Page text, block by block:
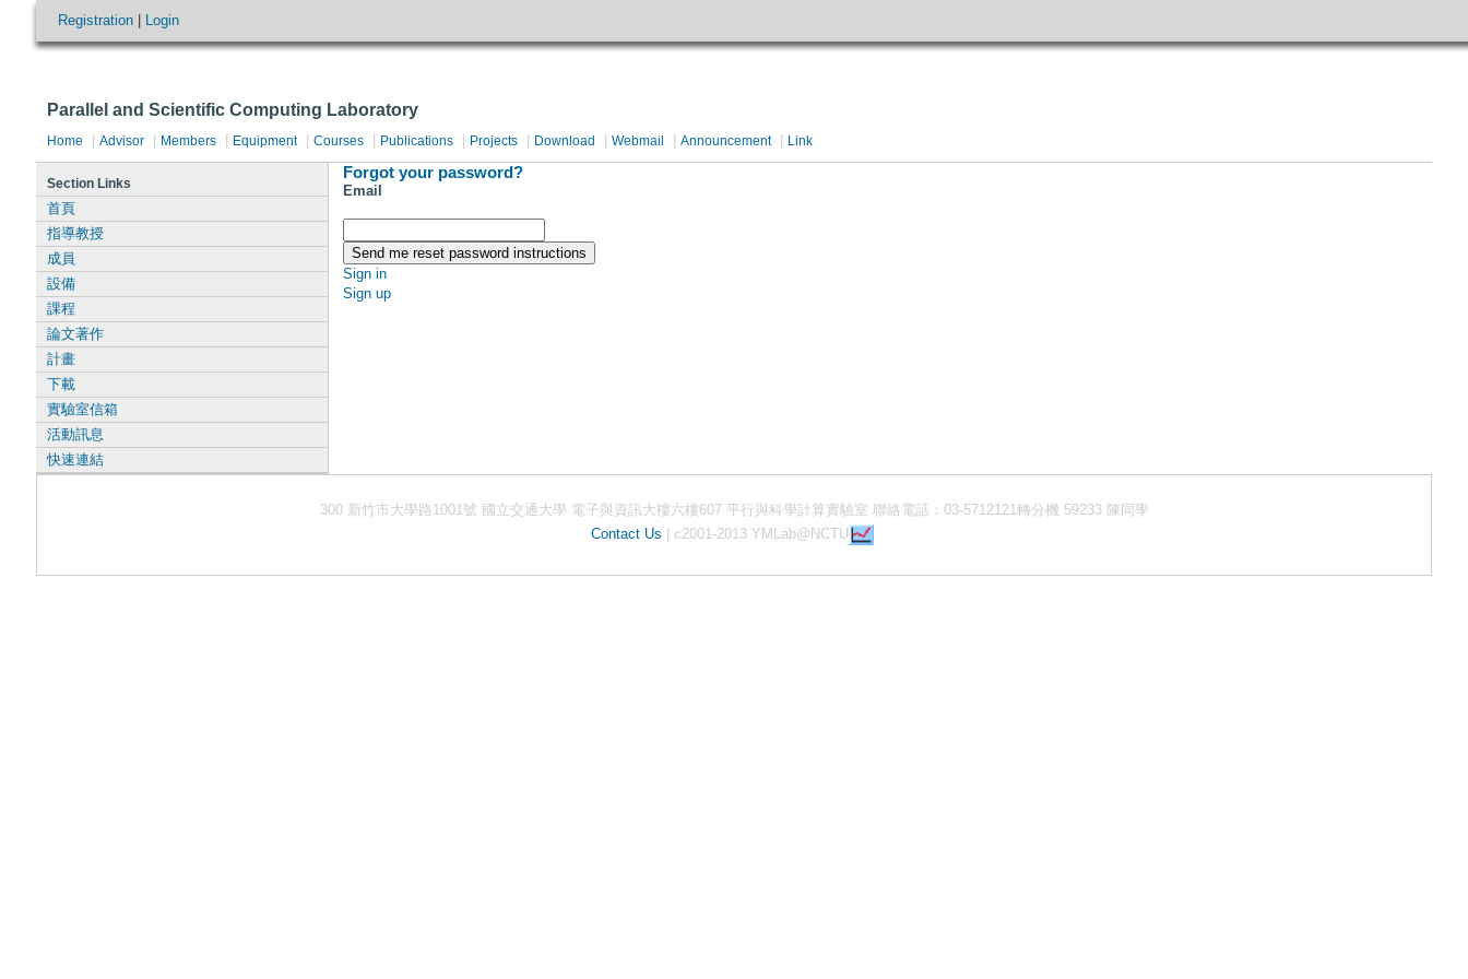
Registration Login
Parallel and Scientific Computing Laboratory
Home Advisor Members Equipment Courses Publications Projects Download Webmail Announcement Link
Forgot your password?
Email
Sign in
Sign up
Section Links
首頁
指導教授
成員
設備
課程
論文著作
計畫
下載
實驗室信箱
活動訊息
快速連結
300 新竹市大學路1001號 國立交通大學 電子與資訊大樓六樓607 平行與科學計算實驗室 聯絡電話：03-5712121轉分機 59233 陳同學
Contact Us | c2001-2013 YMLab@NCTU